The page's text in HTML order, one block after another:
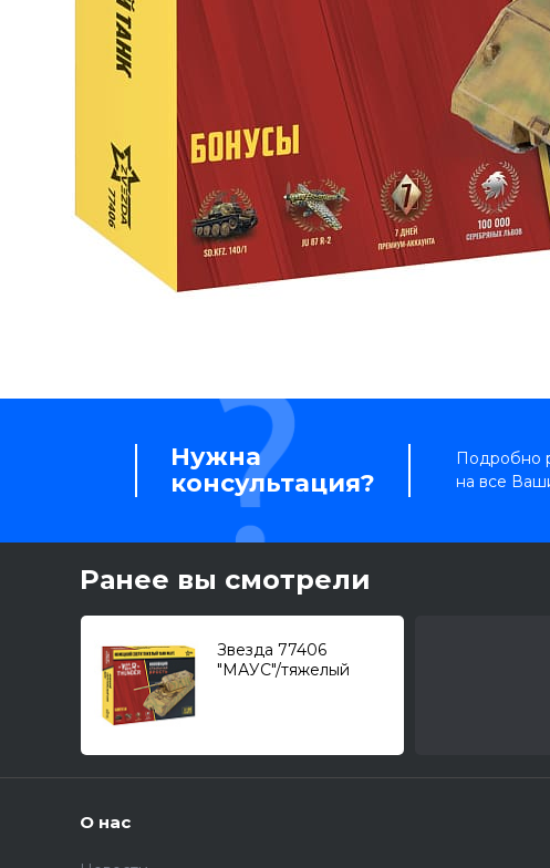
Нужна
консультация?
Подробно
на все
Ранее вы смотрели
Звезда 77406
"МАУС"/тяжелый
О нас